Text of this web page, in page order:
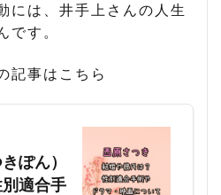
には、井手上さんの人生
です。
記事はこちら
ぽん）
適合手